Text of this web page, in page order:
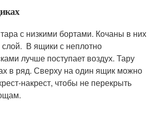
с низкими бортами. Кочаны в них
слой. В ящики с неплотно
лучше поступает воздух. Тару
в ряд. Сверху на один ящик можно
накрест, чтобы не перекрыть